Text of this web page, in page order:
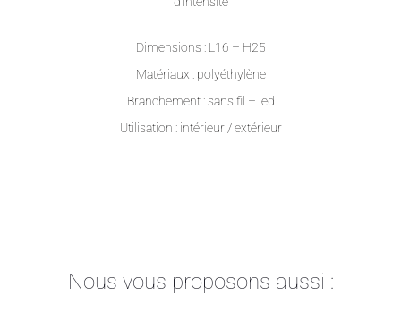
Dimensions : L16 – H25
Matériaux : polyéthylène
Branchement : sans fil – led
Utilisation : intérieur / extérieur
Nous vous proposons aussi :